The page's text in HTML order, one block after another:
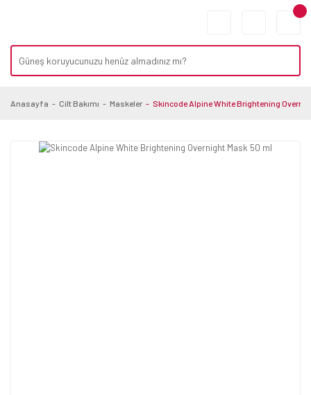
Anasayfa Cilt Bakımı Maskeler Skincode Alpine White Brightening